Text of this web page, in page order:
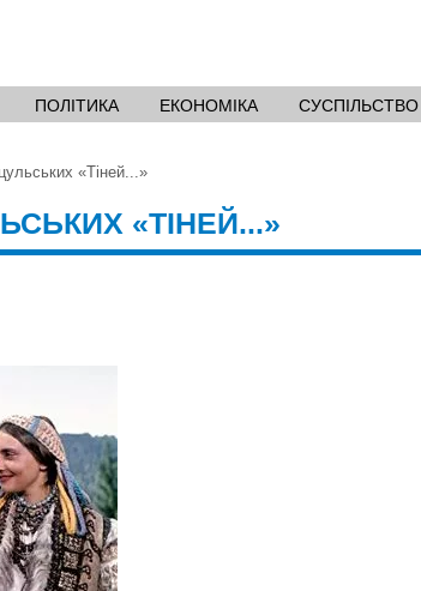
ПОЛІТИКА ЕКОНОМІКА СУСПІЛЬСТВО
«Тіней...»
«ТІНЕЙ...»